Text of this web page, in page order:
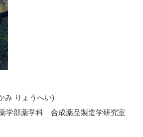
み りょうへい)
学部薬学科 合成薬品製造学研究室